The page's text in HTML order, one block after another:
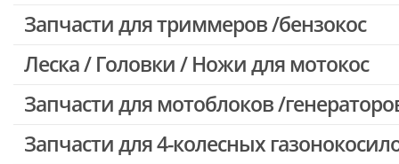
Запчасти для триммеров /бензокос
Запчасти для Китайских триммеров
Леска / Головки / Ножи для мотокос
Запчасти для мотоблоков /
Запчасти для 4-колесных